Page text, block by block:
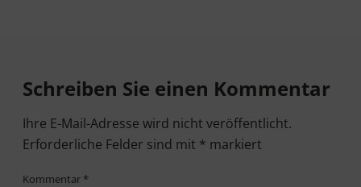
Schreiben Sie einen Kommentar
Ihre E-Mail-Adresse wird nicht veröffentlicht.
Erforderliche Felder sind mit * markiert
Kommentar *